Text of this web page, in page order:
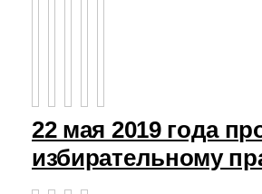
22 мая 2019 года
избирательному